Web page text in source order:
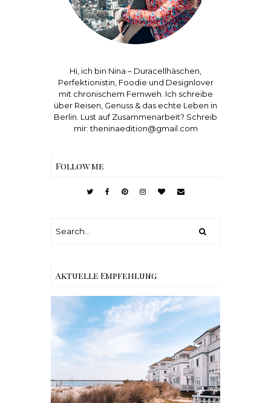
Hi, ich bin Nina – Duracellhäschen,
Perfektionistin, Foodie und Designlover
mit chronischem Fernweh. Ich schreibe
über Reisen, Genuss & das echte Leben in
Berlin. Lust auf Zusammenarbeit? Schreib
mir: theninaedition@gmail.com
Follow me
Aktuelle Empfehlung
Reisen - Schleiregion